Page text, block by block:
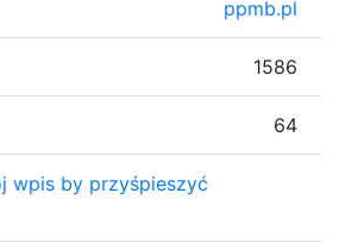
ppmb.pl
1586
64
wpis by przyśpieszyć